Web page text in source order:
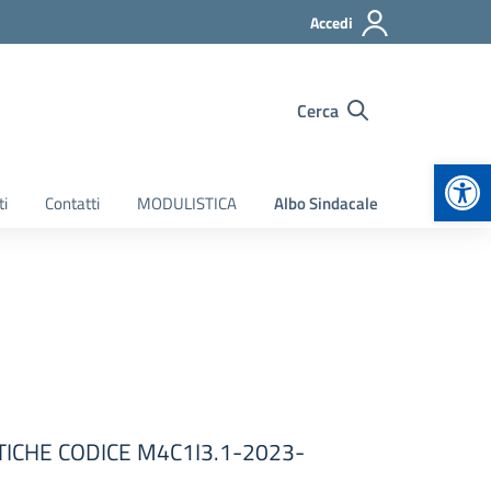
Accedi
Cerca
Contatti MODULISTICA Albo Sindacale
CODICE M4C1I3.1-2023-